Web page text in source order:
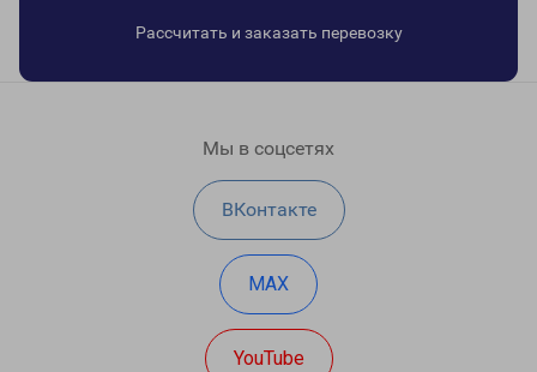
Рассчитать и заказать перевозку
Мы в соцсетях
ВКонтакте
MAX
YouTube